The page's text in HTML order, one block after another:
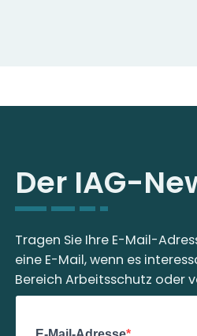
Der IAG-
Tragen Sie Ihre E-Mail-
eine E-Mail, wenn es
Bereich Arbeitsschutz oder